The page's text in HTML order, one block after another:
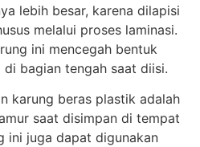
lebih besar, karena dilapisi
melalui proses laminasi.
ini mencegah bentuk
bagian tengah saat diisi.
karung beras plastik adalah
saat disimpan di tempat
ini juga dapat digunakan